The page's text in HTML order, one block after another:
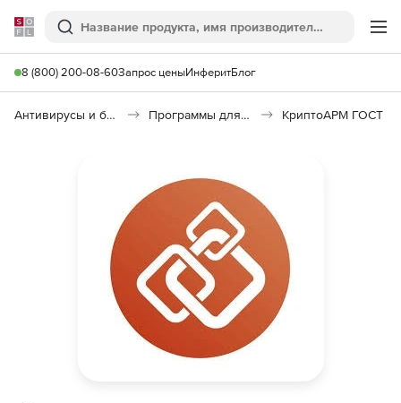
Softline
Поиск
8 (800) 200-08-60Запрос ценыИнферитБлог
Антивирусы и безопасность Программы для защиты информации КриптоАРМ ГОСТ